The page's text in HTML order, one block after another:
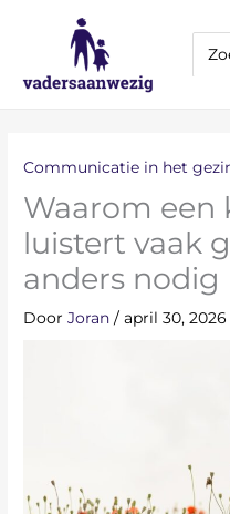
inhoud
naar:
Communicatie in het
Waarom een
luistert vaak
anders nodig
DoorJoran/april 30, 2026
n